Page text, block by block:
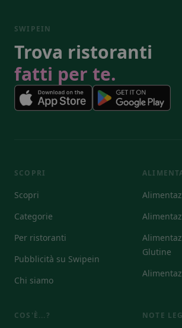
SWIPEIN
Trova ristoranti
fatti per te.
SCOPRI
Scopri
Categorie
Per ristoranti
Pubblicità su Swipein
Chi siamo
Glutine
COS'È...? NOTE